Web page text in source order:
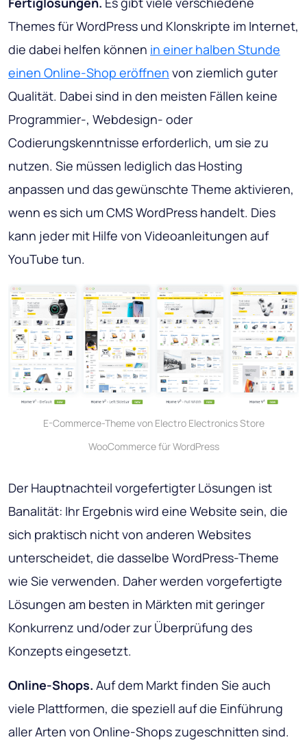
Themes für WordPress und Klonskripte im Internet,
die dabei helfen können in einer halben Stunde
einen Online-Shop eröffnen von ziemlich guter
Qualität. Dabei sind in den meisten Fällen keine
Programmier-, Webdesign- oder
Codierungskenntnisse erforderlich, um sie zu
nutzen. Sie müssen lediglich das Hosting
anpassen und das gewünschte Theme aktivieren,
wenn es sich um CMS WordPress handelt. Dies
kann jeder mit Hilfe von Videoanleitungen auf
YouTube tun.
E-Commerce-Theme von Electro Electronics Store
WooCommerce für WordPress
Der Hauptnachteil vorgefertigter Lösungen ist
Banalität: Ihr Ergebnis wird eine Website sein, die
sich praktisch nicht von anderen Websites
unterscheidet, die dasselbe WordPress-Theme
wie Sie verwenden. Daher werden vorgefertigte
Lösungen am besten in Märkten mit geringer
Konkurrenz und/oder zur Überprüfung des
Konzepts eingesetzt.
Online-Shops. Auf dem Markt finden Sie auch
viele Plattformen, die speziell auf die Einführung
aller Arten von Online-Shops zugeschnitten sind.